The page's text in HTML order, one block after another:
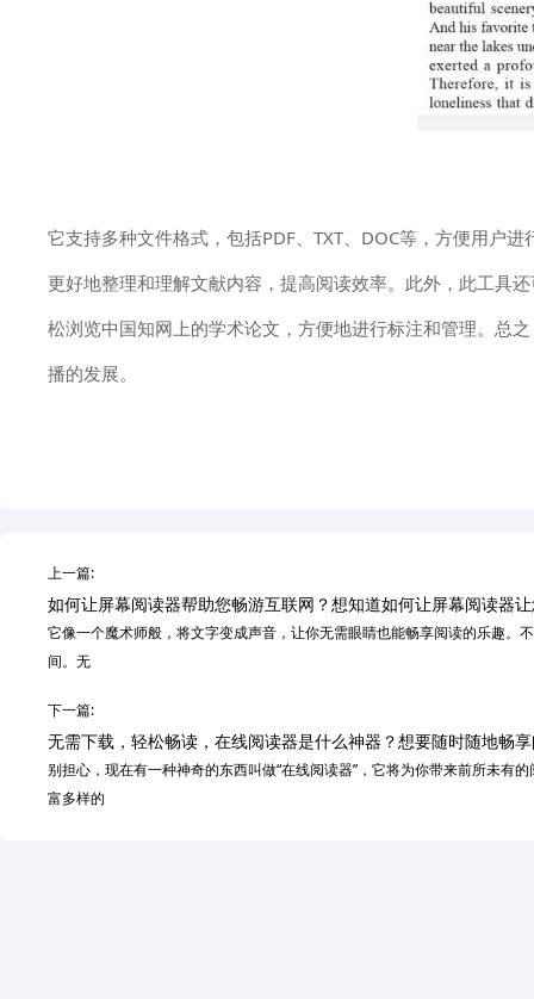
它支持多种文件格式，包括PDF、TXT、DOC等，方便用户
更好地整理和理解文献内容，提高阅读效率。此外，此工具
松浏览中国知网上的学术论文，方便地进行标注和管理。总
播的发展。
上一篇:
如何让屏幕阅读器帮助您畅游互联网？想知道如何让屏幕阅读器
它像一个魔术师般，将文字变成声音，让你无需眼睛也能畅享阅读的乐趣。
间。无
下一篇:
无需下载，轻松畅读，在线阅读器是什么神器？想要随时随地畅
别担心，现在有一种神奇的东西叫做“在线阅读器”，它将为你带来前所未有
富多样的